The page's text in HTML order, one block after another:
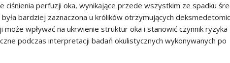
ciśnienia perfuzji oka, wynikające przede wszystkim ze spadku
bardziej zaznaczona u królików otrzymujących
wpływać na ukrwienie struktur oka i stanowić czynnik ryzyka
podczas interpretacji badań okulistycznych wykonywanych po